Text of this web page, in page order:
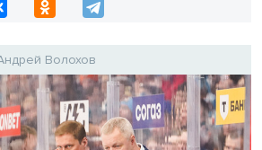
Волохов